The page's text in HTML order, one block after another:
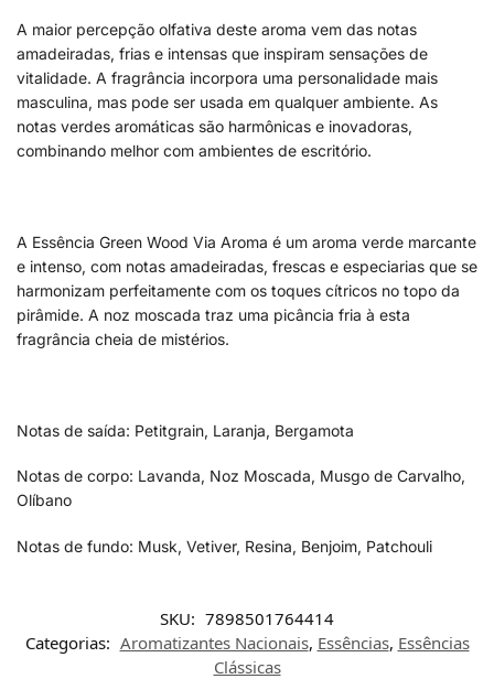
A maior percepção olfativa deste aroma vem das notas
amadeiradas, frias e intensas que inspiram sensações de
vitalidade. A fragrância incorpora uma personalidade mais
masculina, mas pode ser usada em qualquer ambiente. As
notas verdes aromáticas são harmônicas e inovadoras,
combinando melhor com ambientes de escritório.
A Essência Green Wood Via Aroma é um aroma verde marcante
e intenso, com notas amadeiradas, frescas e especiarias que se
harmonizam perfeitamente com os toques cítricos no topo da
pirâmide. A noz moscada traz uma picância fria à esta
fragrância cheia de mistérios.
Notas de saída: Petitgrain, Laranja, Bergamota
Notas de corpo: Lavanda, Noz Moscada, Musgo de Carvalho,
Olíbano
Notas de fundo: Musk, Vetiver, Resina, Benjoim, Patchouli
SKU: 7898501764414
Categorias: Aromatizantes Nacionais, Essências, Essências
Clássicas